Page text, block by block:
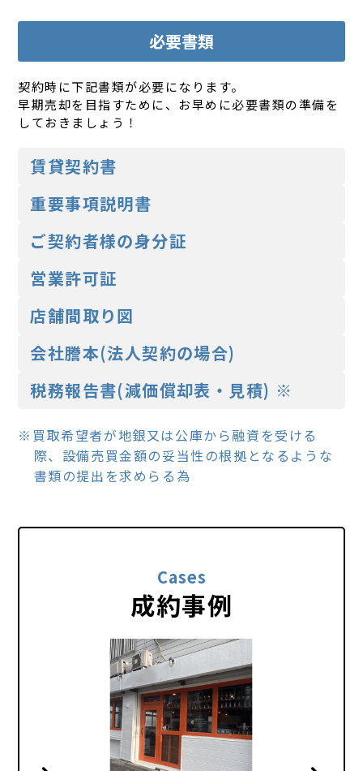
必要書類
契約時に下記書類が必要になります。
早期売却を目指すために、お早めに必要書類の準備を
しておきましょう！
賃貸契約書
重要事項説明書
ご契約者様の⾝分証
営業許可証
店舗間取り図
会社謄本(法⼈契約の場合)
税務報告書(減価償却表・⾒積) ※
※買取希望者が地銀⼜は公庫から融資を受ける
際、設備売買⾦額の妥当性の根拠となるような
書類の提出を求めらる為
Cases
成約事例